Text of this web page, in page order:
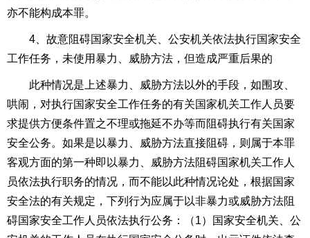
亦不能构成本罪。
4、故意阻碍国家安全机关、公安机关依法执行国家安全
工作任务，未使用暴力、威胁方法，但造成严重后果的
此种情况是上述暴力、威胁方法以外的手段，如围攻、
哄闹，对执行国家安全工作任务的有关国家机关工作人员要
求提供方便条件置之不理或拖延不办等而阻碍执行有关国家
安全公务。如果是以暴力、威胁方法直接阻碍，则属于本罪
客观方面的第一种即以暴力、威胁方法阻碍国家机关工作人
员依法执行职务的情况，而不能以此种情况论处，根据国家
安全法的有关规定，下列行为应属于以非暴力或威胁方法阻
碍国家安全工作人员依法执行公务：（1）国家安全机关、公